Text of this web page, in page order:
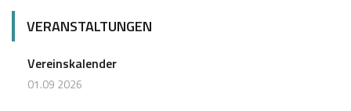
VERANSTALTUNGEN
Vereinskalender
01.09 2026